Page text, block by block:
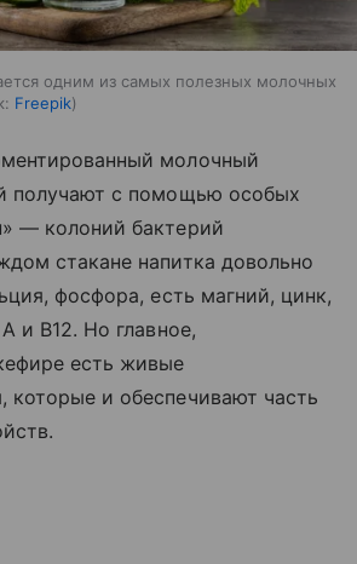
одним из самых полезных молочных
Freepik
молочный
получают с помощью особых
— колоний бактерий
стакане напитка довольно
фосфора, есть магний, цинк,
и B12. Но главное,
есть живые
которые и обеспечивают часть